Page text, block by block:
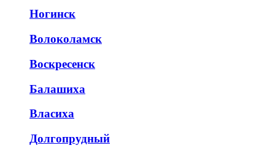
Ногинск
Волоколамск
Воскресенск
Балашиха
Власиха
Долгопрудный